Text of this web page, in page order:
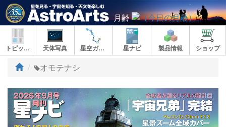
月齢
トピックス 天体写真 星空ガイド 星ナビ 製品情報 ショップ
ト
プ
オモテナシ